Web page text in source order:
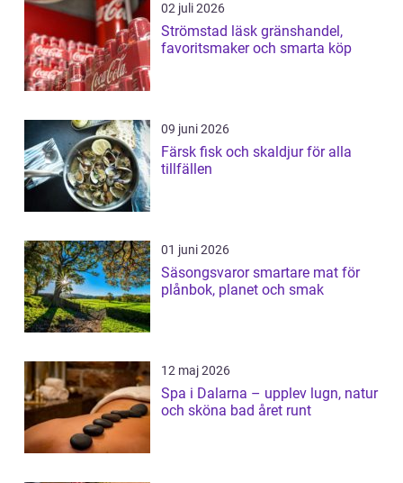
02 juli 2026
Strömstad läsk gränshandel,
favoritsmaker och smarta köp
09 juni 2026
Färsk fisk och skaldjur för alla
tillfällen
01 juni 2026
Säsongsvaror smartare mat för
plånbok, planet och smak
12 maj 2026
Spa i Dalarna – upplev lugn, natur
och sköna bad året runt